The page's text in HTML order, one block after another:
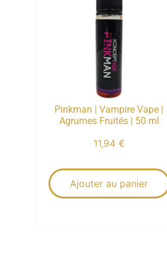
Pinkman | Vampire Vape |
Agrumes Fruités | 50 ml
11,94 €
Ajouter au panier